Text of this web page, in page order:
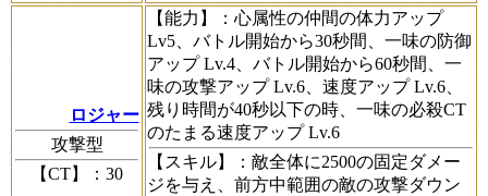
ロジャー
攻撃型
【CT】
：30
【能力】
：心属性の仲間の体力アップ
Lv5、バトル開始から30秒間、一味の防御
アップ Lv.4、バトル開始から60秒間、一
味の攻撃アップ Lv.6、速度アップ Lv.6、
残り時間が40秒以下の時、一味の必殺CT
のたまる速度アップ Lv.6
【スキル】
：敵全体に2500の固定ダメー
ジを与え、前方中範囲の敵の攻撃ダウン